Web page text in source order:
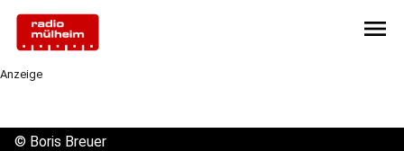
menu
Anzeige
© Boris Breuer